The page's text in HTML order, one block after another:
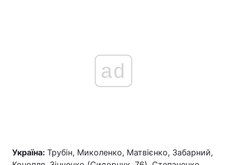
ad
Україна: Трубін, Миколенко, Матвієнко, Забарний,